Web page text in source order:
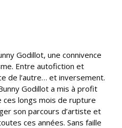
Godillot, une connivence
Entre autofiction et
de l’autre… et inversement.
Godillot a mis à profit
ces longs mois de rupture
son parcours d’artiste et
ces années. Sans faille